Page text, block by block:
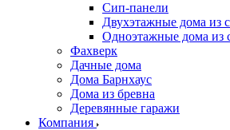
Сип-панели
Двухэтажные дома из
Одноэтажные дома из
Фахверк
Дачные дома
Дома Барнхаус
Дома из бревна
Деревянные гаражи
Компания